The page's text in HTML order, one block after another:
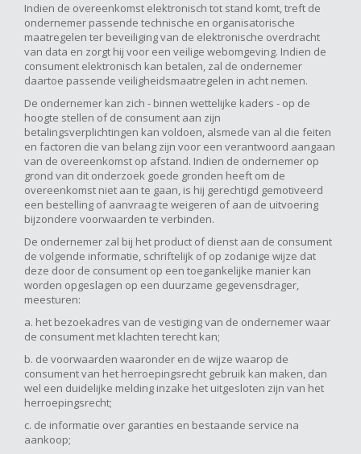
Indien de overeenkomst elektronisch tot stand komt, treft de
ondernemer passende technische en organisatorische
maatregelen ter beveiliging van de elektronische overdracht
van data en zorgt hij voor een veilige webomgeving. Indien de
consument elektronisch kan betalen, zal de ondernemer
daartoe passende veiligheidsmaatregelen in acht nemen.
De ondernemer kan zich - binnen wettelijke kaders - op de
hoogte stellen of de consument aan zijn
betalingsverplichtingen kan voldoen, alsmede van al die feiten
en factoren die van belang zijn voor een verantwoord aangaan
van de overeenkomst op afstand. Indien de ondernemer op
grond van dit onderzoek goede gronden heeft om de
overeenkomst niet aan te gaan, is hij gerechtigd gemotiveerd
een bestelling of aanvraag te weigeren of aan de uitvoering
bijzondere voorwaarden te verbinden.
De ondernemer zal bij het product of dienst aan de consument
de volgende informatie, schriftelijk of op zodanige wijze dat
deze door de consument op een toegankelijke manier kan
worden opgeslagen op een duurzame gegevensdrager,
meesturen:
a. het bezoekadres van de vestiging van de ondernemer waar
de consument met klachten terecht kan;
b. de voorwaarden waaronder en de wijze waarop de
consument van het herroepingsrecht gebruik kan maken, dan
wel een duidelijke melding inzake het uitgesloten zijn van het
herroepingsrecht;
c. de informatie over garanties en bestaande service na
aankoop;